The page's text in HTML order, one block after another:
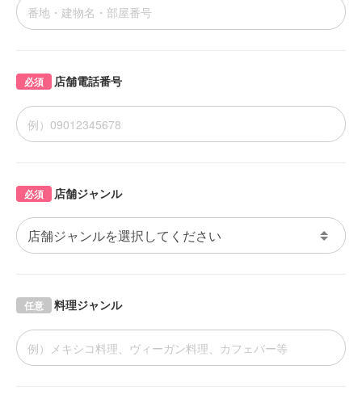
店舗電話番号
必須
店舗ジャンル
必須
料理ジャンル
任意